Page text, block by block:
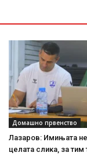
Домашно првенство
Лазаров: Имињата не
целата слика, за тим